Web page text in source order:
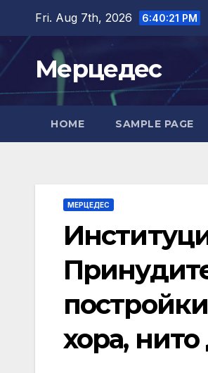
content
Fri. Aug 7th, 2026 6:40:22 PM
Мерцедес
HOME SAMPLE PAGE
МЕРЦЕДЕС
хора,